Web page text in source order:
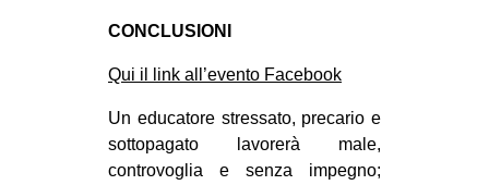
CONCLUSIONI
Qui il link all’evento Facebook
Un educatore stressato, precario e
sottopagato lavorerà male,
controvoglia e senza impegno;